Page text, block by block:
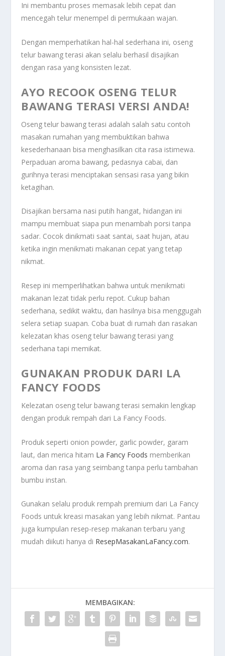
Ini membantu proses memasak lebih cepat dan
mencegah telur menempel di permukaan wajan.
Dengan memperhatikan hal-hal sederhana ini, oseng
telur bawang terasi akan selalu berhasil disajikan
dengan rasa yang konsisten lezat.
AYO RECOOK OSENG TELUR
BAWANG TERASI VERSI ANDA!
Oseng telur bawang terasi adalah salah satu contoh
masakan rumahan yang membuktikan bahwa
kesederhanaan bisa menghasilkan cita rasa istimewa.
Perpaduan aroma bawang, pedasnya cabai, dan
gurihnya terasi menciptakan sensasi rasa yang bikin
ketagihan.
Disajikan bersama nasi putih hangat, hidangan ini
mampu membuat siapa pun menambah porsi tanpa
sadar. Cocok dinikmati saat santai, saat hujan, atau
ketika ingin menikmati makanan cepat yang tetap
nikmat.
Resep ini memperlihatkan bahwa untuk menikmati
makanan lezat tidak perlu repot. Cukup bahan
sederhana, sedikit waktu, dan hasilnya bisa menggugah
selera setiap suapan. Coba buat di rumah dan rasakan
kelezatan khas oseng telur bawang terasi yang
sederhana tapi memikat.
GUNAKAN PRODUK DARI LA
FANCY FOODS
Kelezatan oseng telur bawang terasi semakin lengkap
dengan produk rempah dari La Fancy Foods.
Produk seperti onion powder, garlic powder, garam
laut, dan merica hitam La Fancy Foods memberikan
aroma dan rasa yang seimbang tanpa perlu tambahan
bumbu instan.
Gunakan selalu produk rempah premium dari La Fancy
Foods untuk kreasi masakan yang lebih nikmat. Pantau
juga kumpulan resep-resep makanan terbaru yang
mudah diikuti hanya di ResepMasakanLaFancy.com.
MEMBAGIKAN: